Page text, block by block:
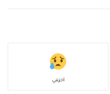
أحزنني